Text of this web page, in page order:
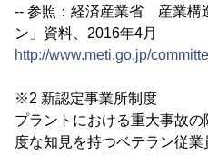
-- 参照：経済産業省 産業構
ン」資料、2016年4月
http://www.meti.go.jp/
※2 新認定事業所制度
プラントにおける重大事故
度な知見を持つベテラン従